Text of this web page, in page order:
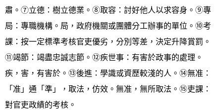
肅。⑦立德：樹立德業。⑧取容：討好他人以求容身。⑨專
局：專職機構。局，政府機關或團體分工辦事的單位。⑩考
課：按一定標準考核官吏優劣，分別等差，決定升降賞罰。
⑪竭節：竭盡忠誠志節。⑫疾世事：有害於政事的處理。
疾，害，有害於。⑬後進：學識或資歷較淺的人。⑭無准：
「准」通「準」，取法，仿效。無准，無所取法。⑮吏課：
對官吏政績的考核。